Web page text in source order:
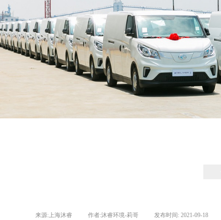
来源:上海沐睿 作者:沐睿环境-莉哥 发布时间: 2021-09-18